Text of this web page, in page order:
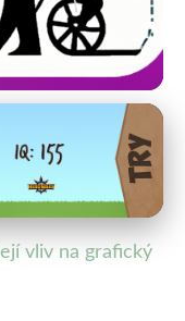
grafický
vliv na grafický